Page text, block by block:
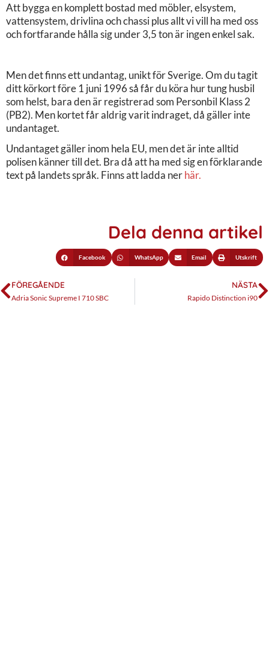
Att bygga en komplett bostad med möbler, elsystem,
vattensystem, drivlina och chassi plus allt vi vill ha med oss
och fortfarande hålla sig under 3,5 ton är ingen enkel sak.
Men det finns ett undantag, unikt för Sverige. Om du tagit
ditt körkort före 1 juni 1996 så får du köra hur tung husbil
som helst, bara den är registrerad som Personbil Klass 2
(PB2). Men kortet får aldrig varit indraget, då gäller inte
undantaget.
Undantaget gäller inom hela EU, men det är inte alltid
polisen känner till det. Bra då att ha med sig en förklarande
text på landets språk. Finns att ladda nerhär.
Dela denna artikel
Facebook WhatsApp Email Utskrift
FÖREGÅENDE
Adria Sonic Supreme I 710 SBC
NÄSTA
Rapido Distinction i90